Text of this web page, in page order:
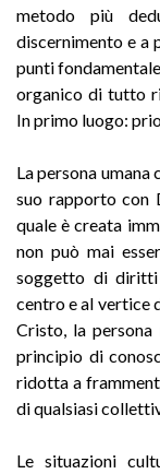
metodo più
discernimento e a
punti
organico di tutto
In primo luogo:
La persona
suo rapporto con
quale è creata
non può mai
soggetto di diritti
centro e al vertice
Cristo, la
principio di
ridotta a
di qualsiasi
Le situazioni